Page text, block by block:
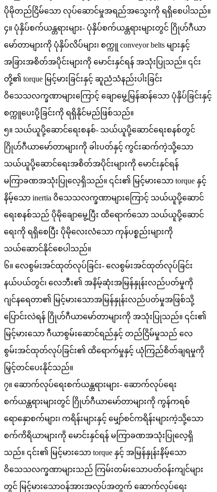
ပိုမိုတည်ငြိမ်သော လုပ်ဆောင်မှုအရည်အသွေးကို ရရှိစေပါသည်။
၄။ ပုံနှိပ်စက်ယန္တရားများ- ပုံနှိပ်စက်ယန္တရားများတွင် ဂြိုဟ်ဂီယာ
မော်တာများကို ပုံနှိပ်လိပ်များ၊ စက္ကူ conveyor belts များနှင့်
အခြားအစိတ်အပိုင်းများကို မောင်းနှင်ရန် အသုံးပြုသည်။ ၎င်း
တို့၏ torque မြင့်မားခြင်းနှင့် ဆူညံသံနည်းပါးခြင်း
ဝိသေသလက္ခဏာများကြောင့် ချောမွေ့မြန်ဆန်သော ပုံနှိပ်ခြင်းနှင့်
စက္ကူပေးပို့ခြင်းကို ရရှိနိုင်မည်ဖြစ်သည်။
၅။ သယ်ယူပို့ဆောင်ရေးစနစ်- သယ်ယူပို့ဆောင်ရေးစနစ်တွင်
ဂြိုဟ်ဂီယာမော်တာများကို ခါးပတ်နှင့် ကွင်းဆက်ကဲ့သို့သော
သယ်ယူပို့ဆောင်ရေးအစိတ်အပိုင်းများကို မောင်းနှင်ရန်
မကြာခဏအသုံးပြုလေ့ရှိသည်။ ၎င်း၏ မြင့်မားသော torque နှင့်
နိမ့်သော inertia ဝိသေသလက္ခဏာများကြောင့် သယ်ယူပို့ဆောင်
ရေးစနစ်သည် ပိုမိုချောမွေ့ပြီး ထိရောက်သော သယ်ယူပို့ဆောင်
ရေးကို ရရှိစေပြီး ပိုမိုလေးလံသော ကုန်ပစ္စည်းများကို
သယ်ဆောင်နိုင်စေပါသည်။
၆။ လေစွမ်းအင်ထုတ်လုပ်ခြင်း- လေစွမ်းအင်ထုတ်လုပ်ခြင်း
နယ်ပယ်တွင်၊ လေဘီး၏ အနိမ့်ဆုံးအမြန်နှုန်းလည်ပတ်မှုကို
ဂျင်နရေတာ၏ မြင့်မားသောအမြန်နှုန်းလည်ပတ်မှုအဖြစ်သို့
ပြောင်းလဲရန် ဂြိုဟ်ဂီယာမော်တာများကို အသုံးပြုသည်။ ၎င်း၏
မြင့်မားသော ဂီယာစွမ်းဆောင်ရည်နှင့် တည်ငြိမ်မှုသည် လေ
စွမ်းအင်ထုတ်လုပ်ခြင်း၏ ထိရောက်မှုနှင့် ယုံကြည်စိတ်ချရမှုကို
မြှင့်တင်ပေးနိုင်သည်။
၇။ ဆောက်လုပ်ရေးစက်ယန္တရားများ- ဆောက်လုပ်ရေး
စက်ယန္တရားများတွင် ဂြိုဟ်ဂီယာမော်တာများကို ကွန်ကရစ်
ရောနှောစက်များ၊ ကရိန်းများနှင့် မျှော်စင်ကရိန်းများကဲ့သို့သော
စက်ကိရိယာများကို မောင်းနှင်ရန် မကြာခဏအသုံးပြုလေ့ရှိ
သည်။ ၎င်း၏ မြင့်မားသော torque နှင့် အမြန်နှုန်းနိမ့်သော
ဝိသေသလက္ခဏာများသည် ကြမ်းတမ်းသောပတ်ဝန်းကျင်များ
တွင် မြင့်မားသောဝန်အားအလုပ်အတွက် ဆောက်လုပ်ရေး